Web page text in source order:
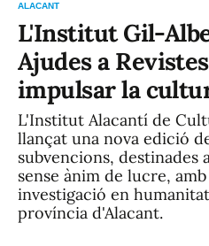
ALACANT
L'Institut Gil-
Ajudes a
impulsar la
L'Institut Alacantí de
llançat una nova edició
subvencions,
sense ànim de lucre,
investigació en
província d'Alacant.